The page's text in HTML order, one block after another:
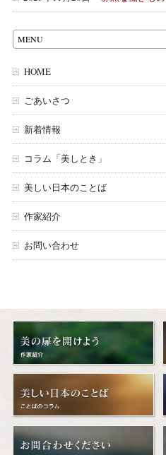
MENU
HOME
ごあいさつ
新着情報
コラム「美しとき」
美しい日本のことば
作家紹介
お問い合わせ